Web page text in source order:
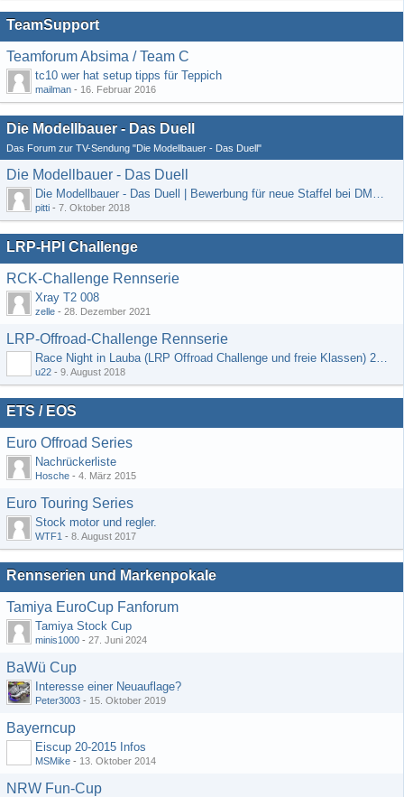
TeamSupport
Teamforum Absima / Team C
tc10 wer hat setup tipps für Teppich
mailman - 16. Februar 2016
Die Modellbauer - Das Duell
Das Forum zur TV-Sendung "Die Modellbauer - Das Duell"
Die Modellbauer - Das Duell
Die Modellbauer - Das Duell | Bewerbung für neue Staffel bei DMAX *Werbung*
pitti - 7. Oktober 2018
LRP-HPI Challenge
RCK-Challenge Rennserie
Xray T2 008
zelle - 28. Dezember 2021
LRP-Offroad-Challenge Rennserie
Race Night in Lauba (LRP Offroad Challenge und freie Klassen) 25/26.08
u22 - 9. August 2018
ETS / EOS
Euro Offroad Series
Nachrückerliste
Hosche - 4. März 2015
Euro Touring Series
Stock motor und regler.
WTF1 - 8. August 2017
Rennserien und Markenpokale
Tamiya EuroCup Fanforum
Tamiya Stock Cup
minis1000 - 27. Juni 2024
BaWü Cup
Interesse einer Neuauflage?
Peter3003 - 15. Oktober 2019
Bayerncup
Eiscup 20-2015 Infos
MSMike - 13. Oktober 2014
NRW Fun-Cup